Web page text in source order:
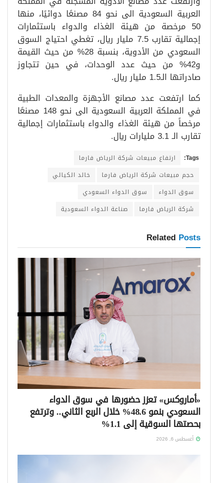
العربية السعودية الى نحو 84 مصنعًا دوائيًا، منها
50 مرخصة من هيئة الغذاء والدواء باستثمارات
إجمالية تقارب 7.5 مليار ريال، تغطي احتياج السوق
السعودي من الأدوية، بنسبة 28% من حيث القيمة
و42% من حيث عدد الوحدات، في حين تتجاوز
صادراتها الـ1.5 مليار ريال.
كما ارتفعت عدد مصانع الأجهزة والمعدات الطبية
في المملكة العربية السعودية الى نحو 148 مصنعًا
مرخصاً من هيئة الغذاء والدواء باستثمارات إجمالية
تقارب الـ 3.1 مليارات ريال.
Tags:
ارتفاع مبيعات شركة الرياض فارما
حجم مبيعات شركة الرياض فارما
خالد الكيالي
سوق الدواء
سوق الدواء السعودي
شركة الرياض فارما
صناعة الدواء السعودية
Related Posts
«أماروكس» تعزز حضورها في سوق الدواء
السعودي بنمو 48.6% خلال الربع الثاني.. وترتفع
بحصتها السوقية إلى 1.1%
أغسطس 6, 2026